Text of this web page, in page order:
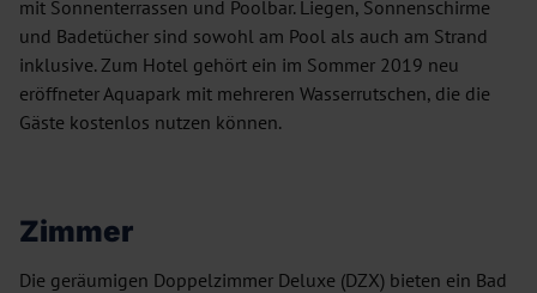
mit Sonnenterrassen und Poolbar. Liegen, Sonnenschirme
und Badetücher sind sowohl am Pool als auch am Strand
inklusive. Zum Hotel gehört ein im Sommer 2019 neu
eröffneter Aquapark mit mehreren Wasserrutschen, die die
Gäste kostenlos nutzen können.
Zimmer
Die geräumigen Doppelzimmer Deluxe (DZX) bieten ein Bad